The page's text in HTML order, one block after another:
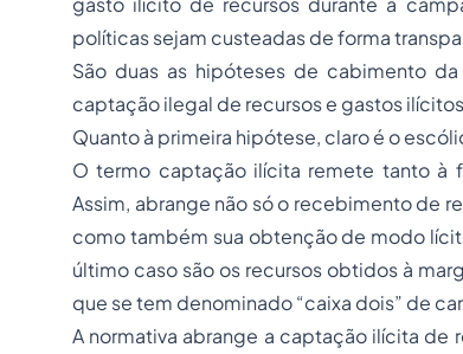
políticas sejam custeadas de forma
São duas as hipóteses de cabimento
captação ilegal de recursos e gastos
Quanto à primeira hipótese, claro é o
O termo captação ilícita remete tanto à
Assim, abrange não só o recebimento de
como também sua obtenção de modo
último caso são os recursos obtidos à
que se tem denominado “caixa dois” de
A normativa abrange a captação ilícita de